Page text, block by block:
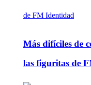
Más difíciles de
las figuritas de